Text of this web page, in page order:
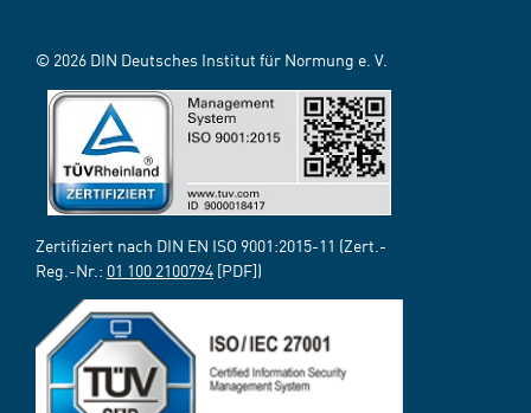
© 2026 DIN Deutsches Institut für Normung e. V.
Zertifiziert nach DIN EN ISO 9001:2015-11 (Zert.-
Reg.-Nr.: 01 100 2100794 [PDF])